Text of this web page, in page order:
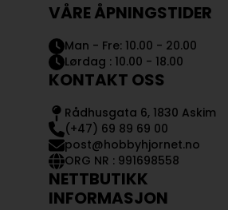
VÅRE ÅPNINGSTIDER
Man - Fre: 10.00 - 20.00
Lørdag : 10.00 - 18.00
KONTAKT OSS
Rådhusgata 6, 1830 Askim
(+47) 69 89 69 00
post@hobbyhjornet.no
ORG NR : 991698558
NETTBUTIKK
INFORMASJON